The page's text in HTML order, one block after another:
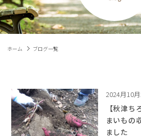
ホーム ブログ一覧
2024月10
【秋津
まいもの
ました